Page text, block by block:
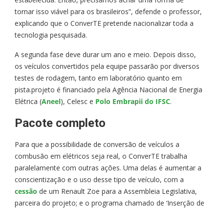
tornar isso viável para os brasileiros”, defende o professor,
explicando que o ConverTE pretende nacionalizar toda a
tecnologia pesquisada.
A segunda fase deve durar um ano e meio. Depois disso,
os veículos convertidos pela equipe passarão por diversos
testes de rodagem, tanto em laboratório quanto em
pista.projeto é financiado pela Agência Nacional de Energia
Elétrica (Aneel), Celesc e Polo Embrapii do IFSC.
Pacote completo
Para que a possibilidade de conversão de veículos a
combusão em elétricos seja real, o ConverTE trabalha
paralelamente com outras ações. Uma delas é aumentar a
conscientização e o uso desse tipo de veículo, com a
cessão de um Renault Zoe para a Assembleia Legislativa,
parceira do projeto; e o programa chamado de ‘Inserção de